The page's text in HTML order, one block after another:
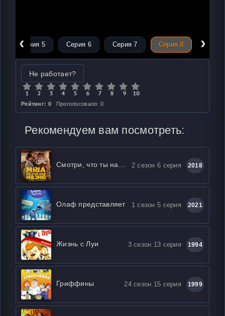
‹
Серия 5 Серия 6 Серия 7 Серия 8 ›
Не работает?
Рейтинг: 0 Проголосовало: 0
Рекомендуем вам посмотреть:
2 сезон 6 серия 2018
Олаф представляет 1 сезон 5 серия 2021
Жизнь с Луи 3 сезон 13 серия 1994
Гриффины 24 сезон 15 серия 1999